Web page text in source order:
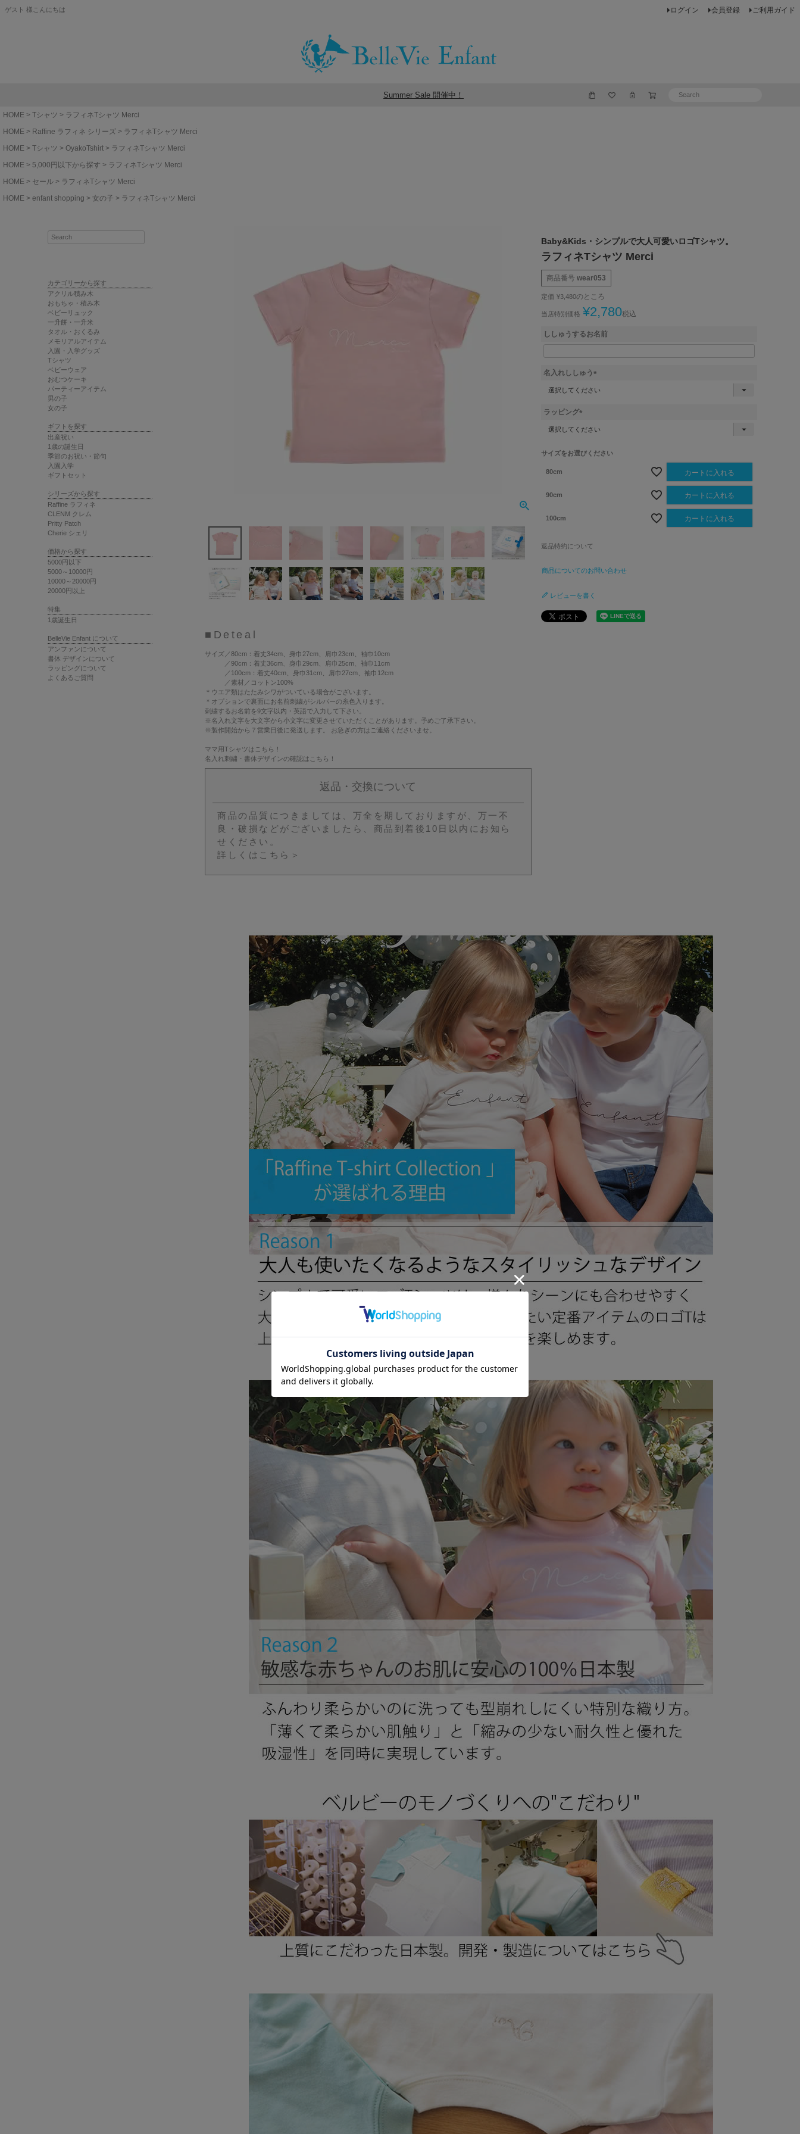
ゲスト 様こんにちは ログイン 会員登録 ご利用ガイド
Summer Sale 開催中！
HOME Tシャツ
ラフィネTシャツ Merci
HOME
Raffine ラフィネ シリーズ
ラフィネTシャツ Merci
HOME
Tシャツ OyakoTshirt
ラフィネTシャツ Merci
HOME
5,000円以下から探す
ラフィネTシャツ Merci
HOME
セール
ラフィネTシャツ Merci
HOME
enfant shopping 女の子 ラフィネTシャツ Merci
カテゴリーから探す
アクリル積み木
おもちゃ・積み木
ベビーリュック
一升餅・一升米
タオル・おくるみ
メモリアルアイテム
入園・入学グッズ
Tシャツ
ベビーウェア
おむつケーキ
パーティーアイテム
男の子
女の子
ギフトを探す
出産祝い
1歳の誕生日
季節のお祝い・節句
入園入学
ギフトセット
シリーズから探す
Raffine ラフィネ
CLENM クレム
Pritty Patch
Cherie シェリ
価格から探す
5000円以下
5000～10000円
10000～20000円
20000円以上
特集
1歳誕生日
BelleVie Enfant について
アンファンについて
書体 デザインについて
ラッピングについて
よくあるご質問
■Deteal
サイズ ／80cm：着丈34cm、身巾27cm、肩巾23cm、袖巾10cm
／90cm：着丈36cm、身巾29cm、肩巾25cm、袖巾11cm
／100cm：着丈40cm、身巾31cm、肩巾27cm、袖巾12cm
／ 素材 ／コットン100%
＊ウエア類はたたみシワがついている場合がございます。
＊オプションで裏面にお名前刺繍がシルバーの糸色入ります。
刺繍するお名前を9文字以内・英語で入力して下さい。
※名入れ文字を大文字から小文字に変更させていただくことがあります。予めご了承下さい。
※製作開始から７営業日後に発送します。 お急ぎの方はご連絡くださいませ。
ママ用Tシャツは こちら！
名入れ刺繍・書体デザインの確認は こちら！
返品・交換について
商品の品質につきましては、万全を期しておりますが、万一不
良・破損などがございましたら、商品到着後10日以内にお知ら
せください。
詳しくはこちら＞
Baby&Kids・シンプルで大人可愛いロゴTシャツ。
ラフィネTシャツ Merci
商品番号 wear053
定価 ¥3,480のところ
当店特別価格 ¥2,780税込
ししゅうするお名前
名入れししゅう
ラッピング
)
サイズをお選びください
80cm カートに入れる
90cm カートに入れる
100cm カートに入れる
返品特約について
商品についてのお問い合わせ
レビューを書く